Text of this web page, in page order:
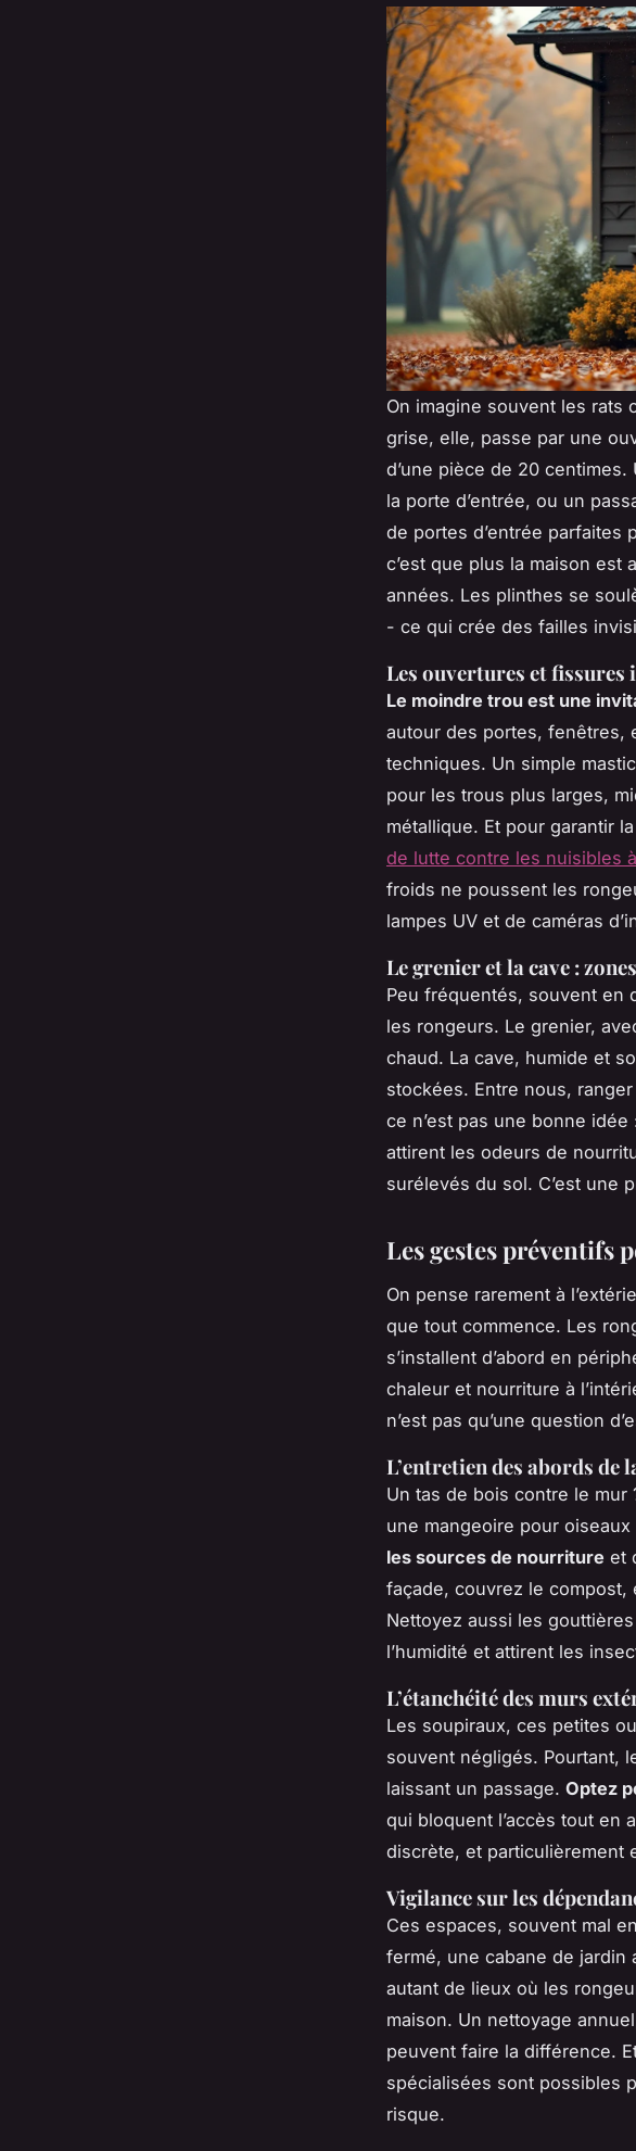
On imagine souvent les rats
grise, elle, passe par une
d’une pièce de 20
la porte d’entrée, ou un
de portes d’entrée parfaites
c’est que plus la maison est
années. Les plinthes se
- ce qui crée des failles
Les ouvertures et fissures
Le moindre trou est une
autour des portes, fenêtres,
techniques. Un simple
pour les trous plus larges,
métallique. Et pour garantir
de lutte contre les nuisibles
froids ne poussent les
lampes UV et de caméras
Le grenier et la cave :
Peu fréquentés, souvent en
les rongeurs. Le grenier,
chaud. La cave, humide et
stockées. Entre nous,
ce n’est pas une bonne
attirent les odeurs de
surélevés du sol. C’est une
Les gestes préventifs
On pense rarement à
que tout commence. Les
s’installent d’abord en
chaleur et nourriture à
n’est pas qu’une question
L’entretien des abords de
Un tas de bois contre le mur
une mangeoire pour
les sources de nourriture et
façade, couvrez le compost,
Nettoyez aussi les
l’humidité et attirent les
L’étanchéité des murs
Les soupiraux, ces petites
souvent négligés. Pourtant,
laissant un passage. Optez
qui bloquent l’accès tout en
discrète, et particulièrement
Vigilance sur les
Ces espaces, souvent mal
fermé, une cabane de jardin
autant de lieux où les
maison. Un nettoyage
peuvent faire la différence.
spécialisées sont possibles
risque.